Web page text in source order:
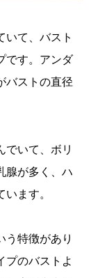
いて、バスト
です。アンダ
バストの直径
でいて、ボリ
腺が多く、ハ
ます。
う特徴があり
プのバストよ